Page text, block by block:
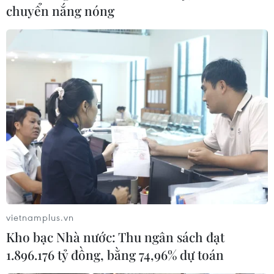
ENTECH Vietnam 2021 - Nơi kết nối
doanh nghiệp Việt Nam-Hàn Quốc
29/10/2021 03:44
Năm nay, 60 doanh nghiệp Hàn Quốc tham gia triển
lãm đều là những doanh nghiệp đang tìm hiểu cơ hội
đầu tư vào Việt Nam - quốc gia có tiềm năng tăng
trưởng lớn trong lĩnh vực xử lý nước, chất thải...
chuyển nắng nóng
vietnamplus.vn
Kho bạc Nhà nước: Thu ngân sách đạt
1.896.176 tỷ đồng, bằng 74,96% dự toán